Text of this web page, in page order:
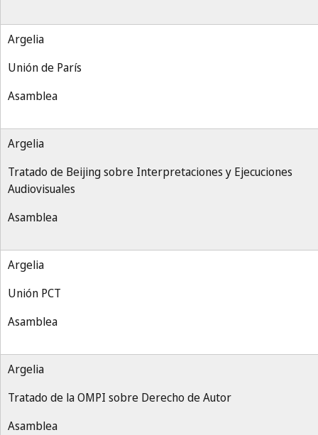
Argelia
Unión de París
Asamblea
Argelia
Tratado de Beijing sobre Interpretaciones y Ejecuciones
Audiovisuales
Asamblea
Argelia
Unión PCT
Asamblea
Argelia
Tratado de la OMPI sobre Derecho de Autor
Asamblea